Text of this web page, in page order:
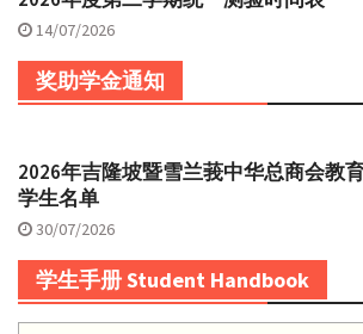
14/07/2026
奖助学金通知
2026年吉隆坡暨雪兰莪中华总商会教
学生名单
30/07/2026
学生手册 Student Handbook